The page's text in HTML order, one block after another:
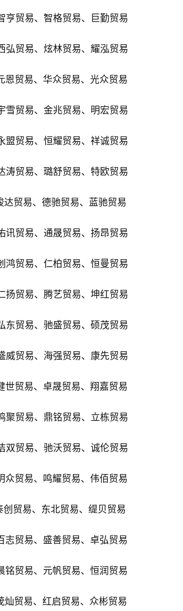
亨贸易、智格贸易、巨勤贸易
弘贸易、炫林贸易、耀泓贸易
恩贸易、华众贸易、光众贸易
雪贸易、金兆贸易、明宏贸易
盟贸易、恒耀贸易、祥诚贸易
涛贸易、璐舒贸易、特欧贸易
达贸易、德驰贸易、蓝驰贸易
讯贸易、通晟贸易、扬昂贸易
鸿贸易、仁柏贸易、恒曼贸易
扬贸易、腾艺贸易、坤红贸易
东贸易、驰盛贸易、硕茂贸易
威贸易、海强贸易、康先贸易
世贸易、卓晟贸易、翔嘉贸易
聚贸易、鼎铭贸易、立栋贸易
双贸易、驰沃贸易、诚伦贸易
众贸易、鸣耀贸易、伟佰贸易
创贸易、东北贸易、缇贝贸易
志贸易、盛善贸易、卓弘贸易
铭贸易、元帆贸易、恒润贸易
灿贸易、红启贸易、众彬贸易